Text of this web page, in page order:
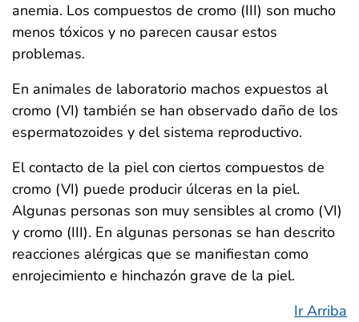
anemia. Los compuestos de cromo (III) son mucho
menos tóxicos y no parecen causar estos
problemas.
En animales de laboratorio machos expuestos al
cromo (VI) también se han observado daño de los
espermatozoides y del sistema reproductivo.
El contacto de la piel con ciertos compuestos de
cromo (VI) puede producir úlceras en la piel.
Algunas personas son muy sensibles al cromo (VI)
y cromo (III). En algunas personas se han descrito
reacciones alérgicas que se manifiestan como
enrojecimiento e hinchazón grave de la piel.
Ir Arriba